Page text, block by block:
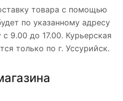
товара с помощью
по указанному адресу
9.00 до 17.00. Курьерская
только по г. Уссурийск.